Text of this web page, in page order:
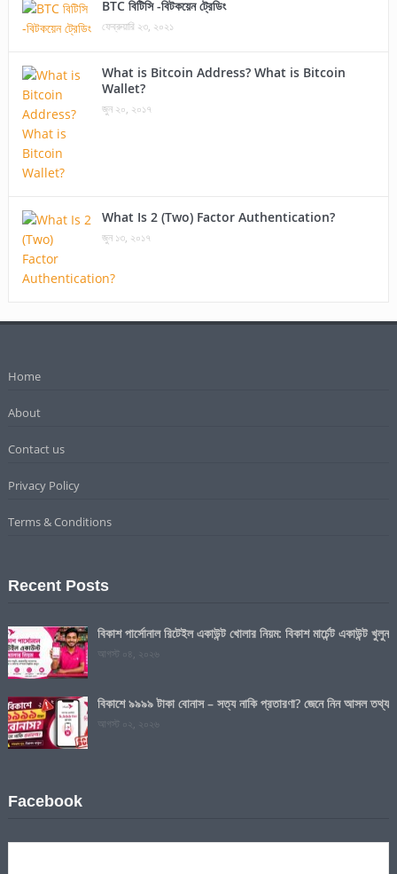
BTC বিটিসি -বিটকয়েন ট্রেডিং
ফেব্রুয়ারি ২৩, ২০২১
What is Bitcoin Address? What is Bitcoin
Wallet?
জুন ২০, ২০১৭
What Is 2 (Two) Factor Authentication?
জুন ১৩, ২০১৭
Home
About
Contact us
Privacy Policy
Terms & Conditions
Recent Posts
বিকাশ পার্সোনাল রিটেইল একাউন্ট খোলার নিয়ম: বিকাশ মার্চেন্ট একাউন্ট খুলুন
আগস্ট ০৪, ২০২৬
বিকাশে ৯৯৯৯ টাকা বোনাস – সত্য নাকি প্রতারণা? জেনে নিন আসল তথ্য
আগস্ট ০২, ২০২৬
Facebook